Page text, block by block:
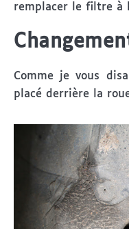
remplacer le filtre à
Comme je vous
placé derrière la